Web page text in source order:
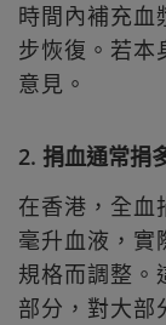
時間內補充血
步恢復。若本
意見。
2. 捐血通常捐
在香港，全
毫升血液，實
規格而調整。
部分，對大部